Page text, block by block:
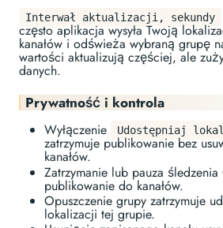
Interwał aktualizacji, sekundy
często aplikacja wysyła Twoją
kanałów i odświeża wybraną grupę
wartości aktualizują częściej, ale
danych.
Prywatność i kontrola
Wyłączenie Udostępniaj
zatrzymuje publikowanie bez
kanałów.
Zatrzymanie lub pauza śledzenia
publikowanie do kanałów.
Opuszczenie grupy zatrzymuje
lokalizacji tej grupie.